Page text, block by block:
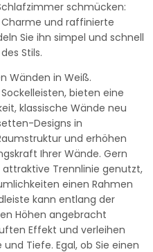
schmücken:
und raffinierte
Sie ihn simpel und schnell
Stils.
Wänden in Weiß.
bieten eine
klassische Wände neu
Designs in
und erhöhen
Ihrer Wände. Gern
attraktive Trennlinie genutzt,
einen Rahmen
kann entlang der
Höhen angebracht
Effekt und verleihen
Tiefe. Egal, ob Sie einen